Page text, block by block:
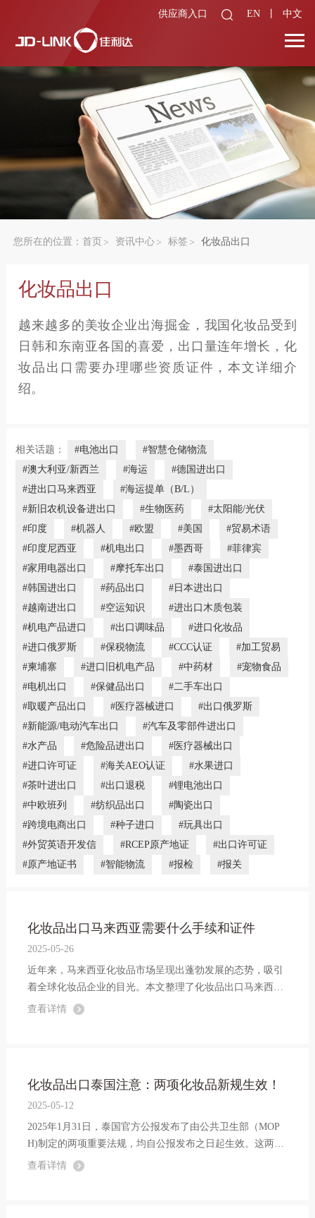
供应商入口 EN 中文
您所在的位置： 首页 资讯中心 标签 化妆品出口
化妆品出口
越来越多的美妆企业出海掘金，我国化妆品受到
日韩和东南亚各国的喜爱，出口量连年增长，化
妆品出口需要办理哪些资质证件，本文详细介
绍。
相关话题： #电池出口
#智慧仓储物流
#澳大利亚/新西兰
#海运
#德国进出口
#进出口马来西亚
#海运提单（B/L）
#新旧农机设备进出口
#生物医药
#太阳能/光伏
#印度
#机器人 #欧盟 #美国
#贸易术语
#印度尼西亚
#机电出口 #墨西哥
#菲律宾
#家用电器出口
#摩托车出口
#泰国进出口
#韩国进出口
#药品出口
#日本进出口
#越南进出口
#空运知识
#进出口木质包装
#机电产品进口
#出口调味品
#进口化妆品
#进口俄罗斯
#保税物流 #CCC认证
#加工贸易
#柬埔寨
#进口旧机电产品 #中药材
#宠物食品
#电机出口
#保健品出口
#二手车出口
#取暖产品出口
#医疗器械进口
#出口俄罗斯
#新能源/电动汽车出口
#汽车及零部件进出口
#水产品
#危险品进出口
#医疗器械出口
#进口许可证
#海关AEO认证
#水果进口
#茶叶进出口
#出口退税
#锂电池出口
#中欧班列
#纺织品出口
#陶瓷出口
#跨境电商出口
#种子进口
#玩具出口
#外贸英语开发信
#RCEP原产地证
#出口许可证
#原产地证书
#智能物流 #报检 #报关
化妆品出口马来西亚需要什么手续和证件
2025-05-26
近年来，马来西亚化妆品市场呈现出蓬勃发展的态势，吸引
着全球化妆品企业的目光。本文整理了化妆品出口马来西亚
所需手续和证件，具体如下：
查看详情
化妆品出口泰国注意：两项化妆品新规生效！
2025-05-12
2025年1月31日，泰国官方公报发布了由公共卫生部（MOP
H)制定的两项重要法规，均自公报发布之日起生效。这两项
法规分别针对化妆品的进口和标签标识提出了具体要求。
查看详情